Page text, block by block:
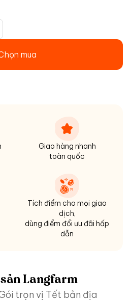
mua
Giao hàng nhanh
toàn quốc
Tích điểm cho mọi giao
dịch,
dùng điểm đổi ưu đãi hấp
dẫn
Langfarm
trọn vị Tết bản địa